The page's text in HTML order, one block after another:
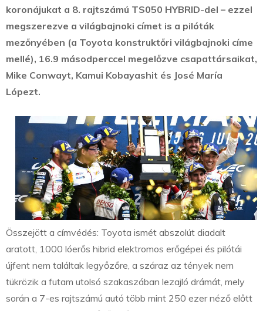
koronájukat a 8. rajtszámú TS050 HYBRID-del – ezzel
megszerezve a világbajnoki címet is a pilóták
mezőnyében (a Toyota konstruktőri világbajnoki címe
mellé), 16.9 másodperccel megelőzve csapattársaikat,
Mike Conwayt, Kamui Kobayashit és José María
Lópezt.
Összejött a címvédés: Toyota ismét abszolút diadalt
aratott, 1000 lóerős hibrid elektromos erőgépei és pilótái
újfent nem találtak legyőzőre, a száraz az tények nem
tükrözik a futam utolsó szakaszában lezajló drámát, mely
során a 7-es rajtszámú autó több mint 250 ezer néző előtt